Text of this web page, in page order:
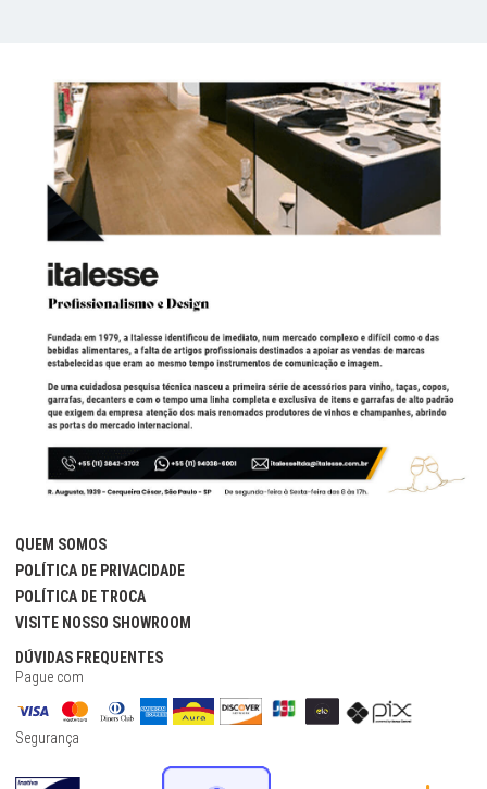
QUEM SOMOS
POLÍTICA DE PRIVACIDADE
POLÍTICA DE TROCA
VISITE NOSSO SHOWROOM
DÚVIDAS FREQUENTES
Pague com
Segurança